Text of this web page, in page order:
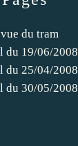
du tram
du 19/06/2008
du 25/04/2008
du 30/05/2008